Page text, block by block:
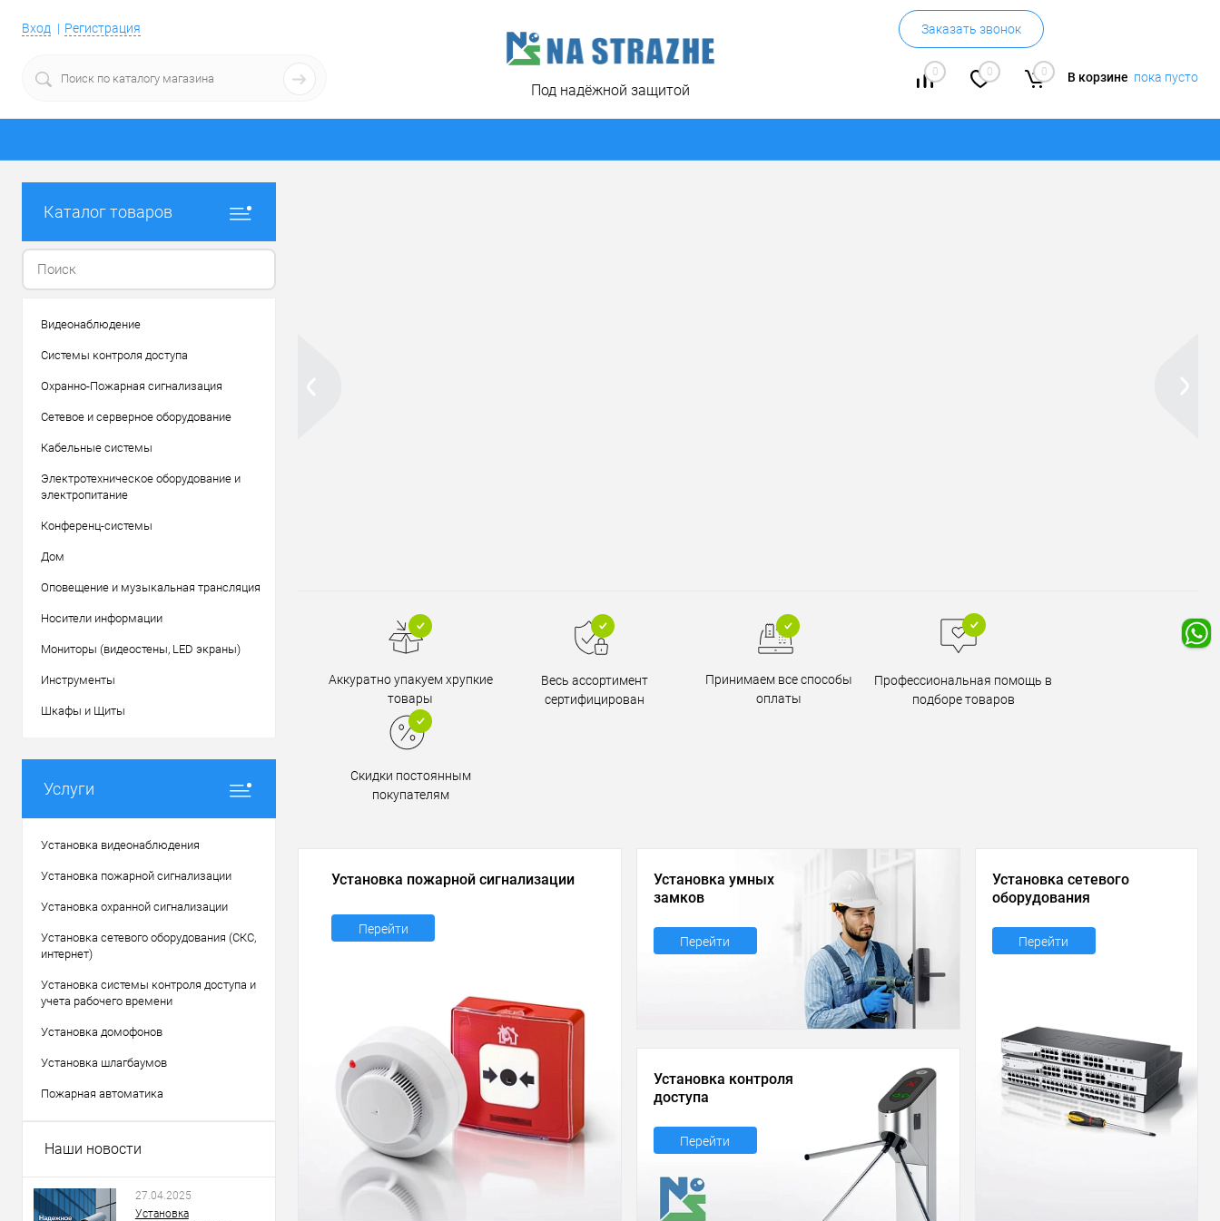
Вход Регистрация Заказать звонок
0 0 0 В корзине пока пусто
Под надёжной защитой
Каталог товаров
Видеонаблюдение
Системы контроля доступа
Охранно-Пожарная сигнализация
Сетевое и серверное оборудование
Кабельные системы
Электротехническое оборудование и
электропитание
Конференц-системы
Дом
Оповещение и музыкальная трансляция
Носители информации
Мониторы (видеостены, LED экраны)
Инструменты
Шкафы и Щиты
Услуги
Установка видеонаблюдения
Установка пожарной сигнализации
Установка охранной сигнализации
Установка сетевого оборудования (СКС,
интернет)
Установка системы контроля доступа и
учета рабочего времени
Установка домофонов
Установка шлагбаумов
Пожарная автоматика
Наши новости
27.04.2025
Установка
Аккуратно упакуем хрупкие
товары
Весь ассортимент
сертифицирован
Принимаем все способы
оплаты
Профессиональная помощь в
подборе товаров
Скидки постоянным
покупателям
Установка пожарной сигнализации
Перейти
Установка умных
замков
Перейти
Установка контроля
доступа
Перейти
Установка сетевого
оборудования
Перейти